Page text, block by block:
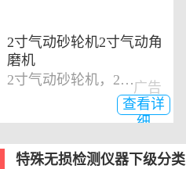
2寸气动砂轮机2寸气动角
磨机
2寸气动砂轮机，2寸气动角磨机
查看详
细
广告
特殊无损检测仪器下级分类